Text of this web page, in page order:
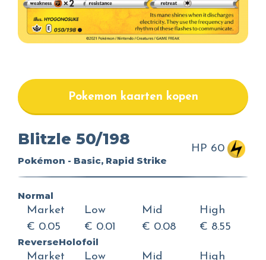
Pokemon kaarten kopen
Blitzle 50/198
Pokémon - Basic, Rapid Strike
HP 60
Normal
Market
€ 0.05
Low
€ 0.01
Mid
€ 0.08
High
€ 8.55
ReverseHolofoil
Market
Low
Mid
High